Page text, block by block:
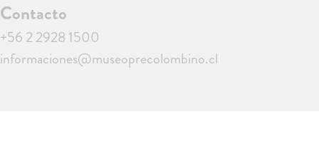
Contacto
+56 2 2928 1500
informaciones@museoprecolombino.cl